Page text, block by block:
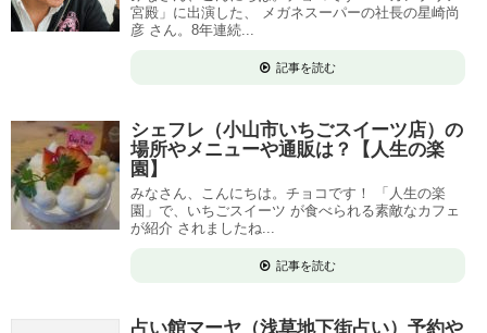
宮殿」に出演した、 メガネスーパーの社長の星崎尚
彦 さん。8年連続...
記事を読む
シェフレ（小山市いちごスイーツ店）の
場所やメニューや通販は？【人生の楽
園】
みなさん、こんにちは。チョコです！ 「人生の楽
園」で、いちごスイーツ が食べられる素敵なカフェ
が紹介 されましたね...
記事を読む
占い館マーヤ（浅草地下街占い）予約や